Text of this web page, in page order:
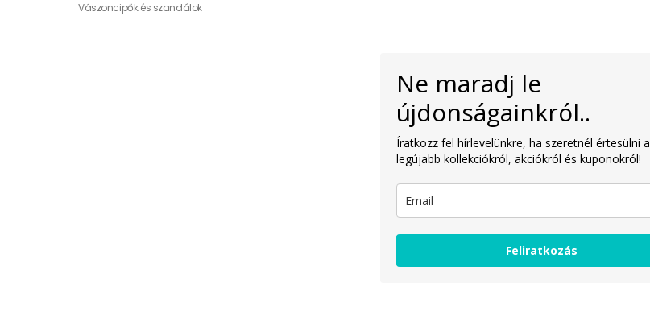
Vászoncipők és szandálok
Ne maradj le
újdonságainkról..
Íratkozz fel hírlevelünkre, ha szeretnél értesülni a
legújabb kollekciókról, akciókról és kuponokról!
Feliratkozás